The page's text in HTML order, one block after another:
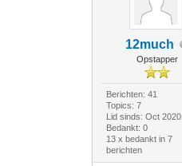
12much
Opstapper
Berichten: 41
Topics: 7
Lid sinds: Oct 2020
Bedankt: 0
13 x bedankt in 7
berichten